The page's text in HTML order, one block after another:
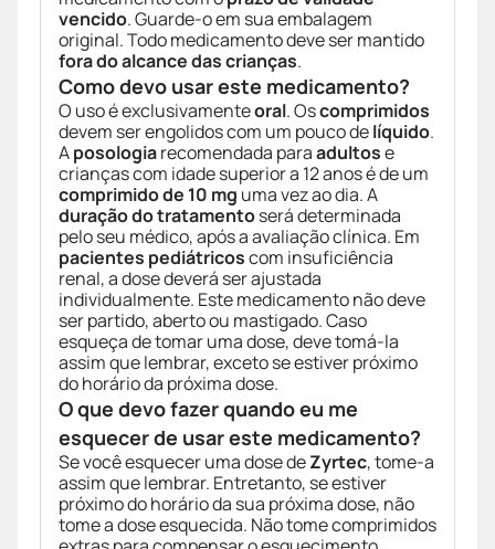
vencido. Guarde-o em sua embalagem
original. Todo medicamento deve ser mantido
fora do alcance das crianças.
Como devo usar este medicamento?
O uso é exclusivamenteoral. Oscomprimidos
devem ser engolidos com um pouco delíquido.
Aposologiarecomendada paraadultose
crianças com idade superior a 12 anos é de um
comprimido de 10 mg uma vez ao dia. A
duração do tratamentoserá determinada
pelo seu médico, após a avaliação clínica. Em
pacientes pediátricoscom insuficiência
renal, a dose deverá ser ajustada
individualmente. Este medicamento não deve
ser partido, aberto ou mastigado. Caso
esqueça de tomar uma dose, deve tomá-la
assim que lembrar, exceto se estiver próximo
do horário da próxima dose.
O que devo fazer quando eu me
esquecer de usar este medicamento?
Se você esquecer uma dose deZyrtec, tome-a
assim que lembrar. Entretanto, se estiver
próximo do horário da sua próxima dose, não
tome a dose esquecida. Não tome comprimidos